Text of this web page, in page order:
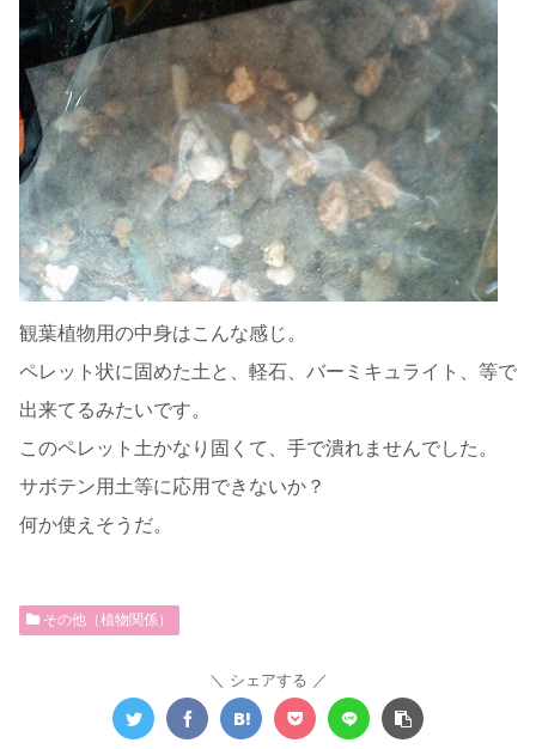
観葉植物用の中身はこんな感じ。
ペレット状に固めた土と、軽石、バーミキュライト、等で
出来てるみたいです。
このペレット土かなり固くて、手で潰れませんでした。
サボテン用土等に応用できないか？
何か使えそうだ。
その他（植物関係）
シェアする